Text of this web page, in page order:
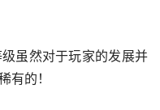
虽然对于玩家的发展并
有的！